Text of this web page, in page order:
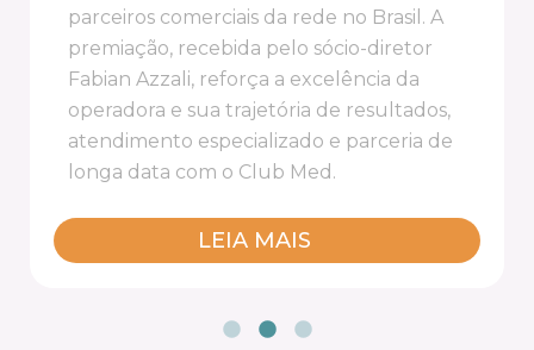
parceiros comerciais da rede no Brasil. A
premiação, recebida pelo sócio-diretor
Fabian Azzali, reforça a excelência da
operadora e sua trajetória de resultados,
atendimento especializado e parceria de
longa data com o Club Med.
LEIA MAIS